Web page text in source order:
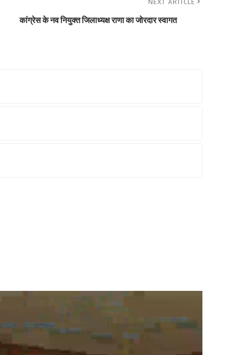
कांग्रेस के नव नियुक्त जिलाध्यक्ष राणा का जोरदार स्वागत